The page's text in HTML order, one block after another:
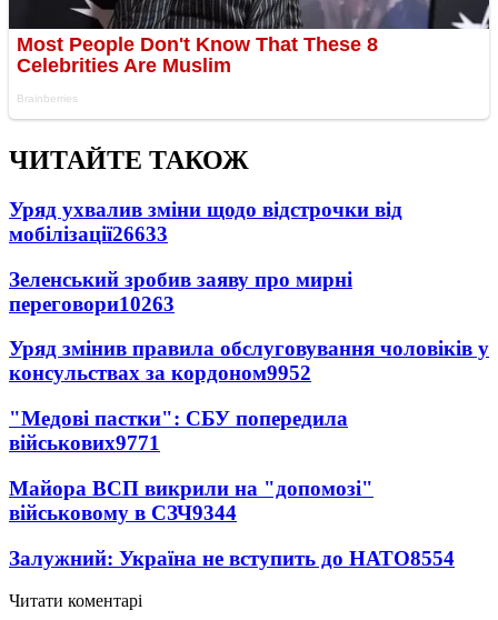
ЧИТАЙТЕ ТАКОЖ
Уряд ухвалив зміни щодо відстрочки від
мобілізації26633
Зеленський зробив заяву про мирні
переговори10263
Уряд змінив правила обслуговування чоловіків у
консульствах за кордоном9952
"Медові пастки": СБУ попередила
військових9771
Майора ВСП викрили на "допомозі"
військовому в СЗЧ9344
Залужний: Україна не вступить до НАТО8554
Читати коментарі